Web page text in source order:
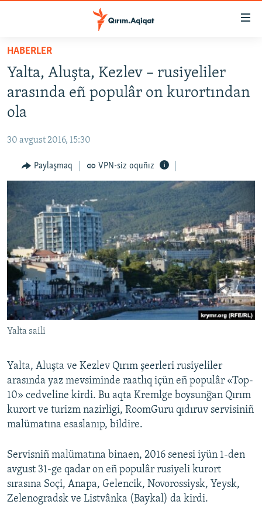
Esas
qaytmaq
Baş
navigatsiyağa
qaytmaq
Qıdıruvğa
qaytmaq
HABERLER
SİYASET
İQTİSADİYAT
MEDENİYET
İNSAN AQLARI
SÜRET
BLOGLAR
FİKİR
Русский
Українською
QOŞULIÑIZ!
RFE/RS bütün saytları
HABERLER
Yalta, Aluşta, Kezlev – rusiyeliler
arasında eñ populâr on kurortından
ola
30 avgust 2016, 15:30
Paylaşmaq VPN-siz oquñız
Yalta saili
Yalta, Aluşta ve Kezlev Qırım şeerleri rusiyeliler
arasında yaz mevsiminde raatlıq içün eñ populâr «Top-
10» cedveline kirdi. Bu aqta Kremlge boysunğan Qırım
kurort ve turizm nazirligi, RoomGuru qıdıruv servisiniñ
malümatına esaslanıp, bildire.
Servisniñ malümatına binaen, 2016 senesi iyün 1-den
avgust 31-ge qadar on eñ populâr rusiyeli kurort
sırasına Soçi, Anapa, Gelencik, Novorossiysk, Yeysk,
Zelenogradsk ve Listvânka (Baykal) da kirdi.